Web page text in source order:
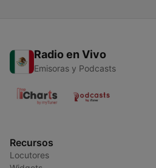
Radio en Vivo
Emisoras y Podcasts
Recursos
Locutores